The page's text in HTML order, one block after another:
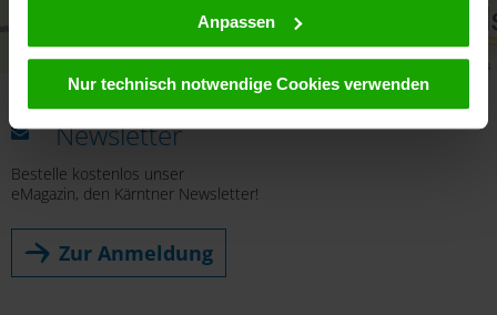
wirksamen Rechtsbehelfe zur Verfügung stehen. Mit
Ihrem Klick auf „Cookies (inkl. US-Anbietern)
von Drittanbietern (auch in den USA) verwendet werden
ausschließlich pseudonymisiert. Weitere Details
betreffend Cookies und einer möglichen späteren
Deaktivierung finden Sie in unserer
Datenschutzerklärung.
Anpassen
Nur technisch notwendige Cookies verwenden
Leaflet|© OpenMapTiles© OpenStreetMap contributors
Newsletter
Bestelle kostenlos unser
eMagazin, den Kärntner Newsletter!
Zur Anmeldung